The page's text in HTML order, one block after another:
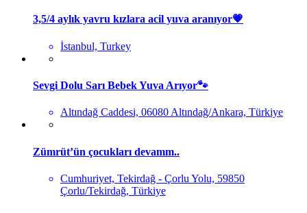
3,5/4 aylık yavru kızlara acil yuva aranıyor💗
İstanbul, Turkey
Sevgi Dolu Sarı Bebek Yuva Arıyor🐾
Altındağ Caddesi, 06080 Altındağ/Ankara, Türkiye
Zümrüt’ün çocukları devamm..
Cumhuriyet, Tekirdağ - Çorlu Yolu, 59850
Çorlu/Tekirdağ, Türkiye